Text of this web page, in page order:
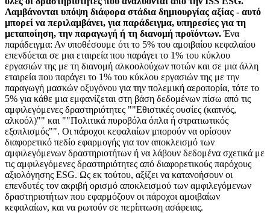
Λαμβάνονται υπόψη διάφορα στάδια δημιουργίας αξίας - αυτό
μπορεί να περιλαμβάνει, για παράδειγμα, υπηρεσίες για τη
μεταποίηση, την παραγωγή ή τη διανομή προϊόντων.Ένα
παράδειγμα: Αν υποθέσουμε ότι το 5% του αμοιβαίου κεφαλαίου
επενδύεται σε μια εταιρεία που παράγει το 1% του κύκλου
εργασιών της με τη διανομή αλκοολούχων ποτών και σε μια άλλη
εταιρεία που παράγει το 1% του κύκλου εργασιών της με την
παραγωγή μασκών οξυγόνου για την πολεμική αεροπορία, τότε το
5% για κάθε μια εμφανίζεται στη βάση δεδομένων πίσω από τις
αμφιλεγόμενες δραστηριότητες ""Εθιστικές ουσίες (καπνός,
αλκοόλ)"" και ""Πολιτικά πυροβόλα όπλα ή στρατιωτικός
εξοπλισμός"". Οι πάροχοι κεφαλαίων μπορούν να ορίσουν
διαφορετικό πεδίο εφαρμογής για τον αποκλεισμό των
αμφιλεγόμενων δραστηριοτήτων ή να λάβουν δεδομένα σχετικά με
τις αμφιλεγόμενες δραστηριότητες από διαφορετικούς παρόχους
αξιολόγησης ESG. Ως εκ τούτου, αξίζει να κατανοήσουν οι
επενδυτές τον ακριβή ορισμό αποκλεισμού των αμφιλεγόμενων
δραστηριοτήτων που εφαρμόζουν οι πάροχοι αμοιβαίων
κεφαλαίων, και να ρωτούν σε περίπτωση ασάφειας.